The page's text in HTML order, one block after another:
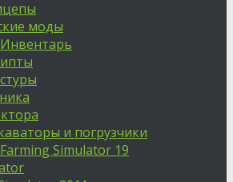
моды
и погрузчики
Simulator 19